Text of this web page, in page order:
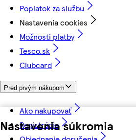
Nastavenia súkromia
Poplatok za službu
Nastavenia cookies
Možnosti platby
Tesco.sk
Clubcard
Pred prvým nákupom
Ako nakupovať
Registrácia